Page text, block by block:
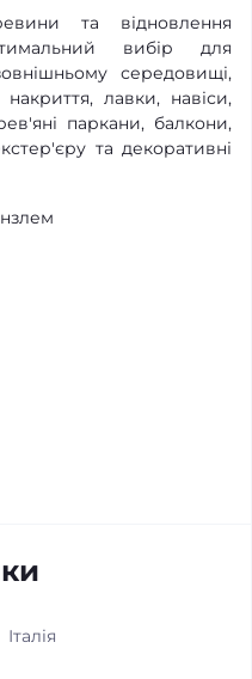
та відновлення
вибір для
середовищі,
лавки, навіси,
паркани, балкони,
та декоративні
Італія